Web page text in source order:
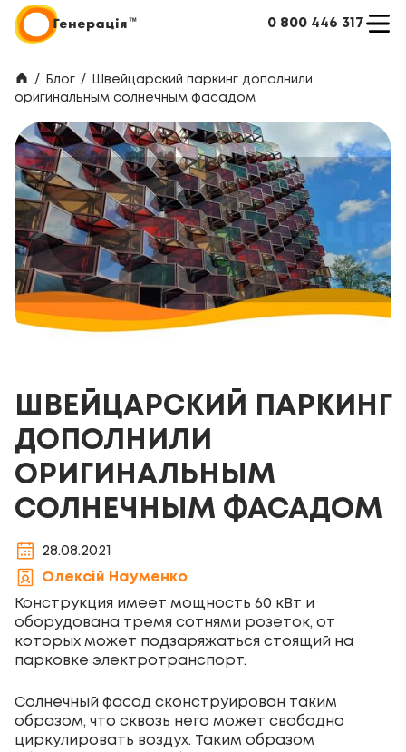
0 800 446 317
/ Блог /
Швейцарский паркинг дополнили
оригинальным солнечным фасадом
ШВЕЙЦАРСКИЙ ПАРКИНГ
ДОПОЛНИЛИ
ОРИГИНАЛЬНЫМ
СОЛНЕЧНЫМ ФАСАДОМ
28.08.2021
Олексій Науменко
Конструкция имеет мощность 60 кВт и
оборудована тремя сотнями розеток, от
которых может подзаряжаться стоящий на
парковке электротранспорт.
Солнечный фасад сконструирован таким
образом, что сквозь него может свободно
циркулировать воздух. Таким образом